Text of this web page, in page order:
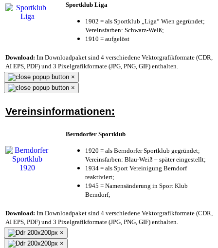
Sportklub Liga
1902 = als Sportklub „Liga“ Wien gegründet;
Vereinsfarben: Schwarz-Weiß;
1910 = aufgelöst
Download: Im Downloadpaket sind 4 verschiedene Vektorgrafikformate (CDR,
AI EPS, PDF) und 3 Pixelgrafikformate (JPG, PNG, GIF) enthalten.
×
×
Vereinsinformationen:
Berndorfer Sportklub
1920 = als Berndorfer Sportklub gegründet;
Vereinsfarben: Blau-Weiß – später eingestellt;
1934 = als Sport Vereinigung Berndorf
reaktiviert;
1945 = Namensänderung in Sport Klub
Berndorf;
Download: Im Downloadpaket sind 4 verschiedene Vektorgrafikformate (CDR,
AI EPS, PDF) und 3 Pixelgrafikformate (JPG, PNG, GIF) enthalten.
×
×